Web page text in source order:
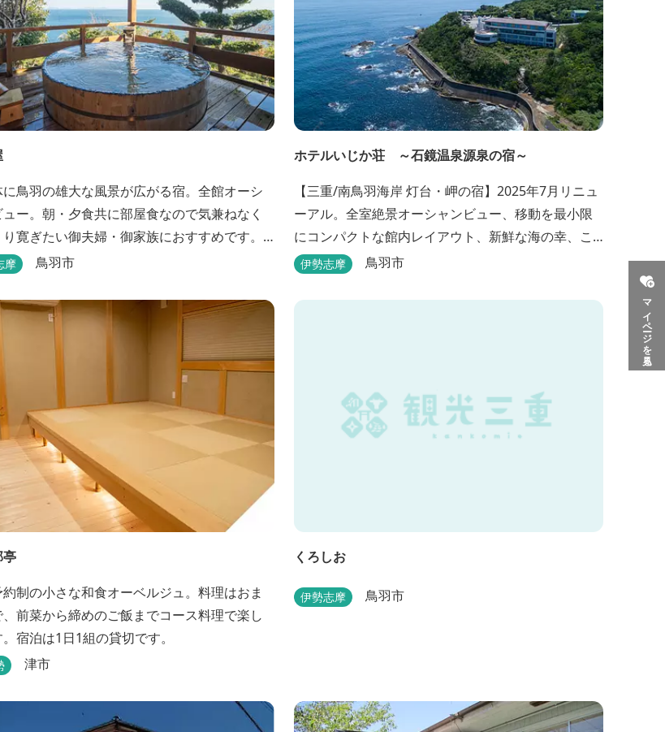
マイページを見る
に鳥羽の雄大な風景が広がる宿。全館オーシ
ュー。朝・夕食共に部屋食なので気兼ねなく
寛ぎたい御夫婦・御家族におすすめです。
船から眺める満天の星や、薄紫ら染まる朝
物「五右衛門蒸し」、鯛や伊勢海老の舟盛
鮮鍋も。
摩 鳥羽市
ホテルいじか荘 ～石鏡温泉源泉の宿～
【三重/南鳥羽海岸 灯台・岬の宿】2025年7月リニュ
ーアル。全室絶景オーシャンビュー、移動を最小限
にコンパクトな館内レイアウト、新鮮な海の幸、こ
んこんと湧きでる天然温泉源泉、展望デッキ〜いじ
ル。
伊勢志摩 鳥羽市
亭
制の小さな和食オーベルジュ。料理はおま
前菜から締めのご飯までコース料理で楽し
宿泊は1日1組の貸切です。
津市
くろしお
伊勢志摩 鳥羽市